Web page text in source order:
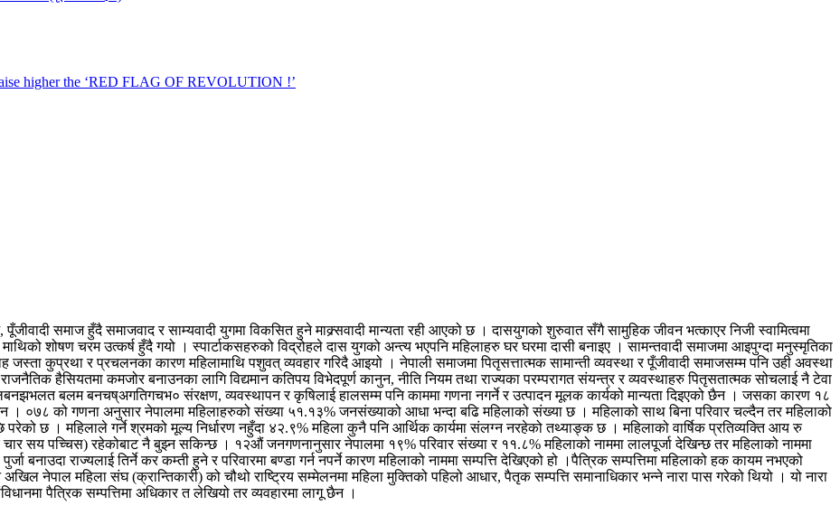
समाज हुँदै समाजवाद र साम्यवादी युगमा विकसित हुने माक्र्सवादी मान्यता रही आएको छ । दासयुगको शुरुवात सँगै सामुहिक जीवन भत्काएर निजी स्वामित्वमा
शोषण चरम उत्कर्ष हुँदै गयो । स्पार्टाकसहरुको विद्रोहले दास युगको अन्त्य भएपनि महिलाहरु घर घरमा दासी बनाइए । सामन्तवादी समाजमा आइपुग्दा मनुस्मृतिका
जस्ता कुप्रथा र प्रचलनका कारण महिलामाथि पशुवत् व्यवहार गरिदै आइयो । नेपाली समाजमा पितृसत्तात्मक सामान्ती व्यवस्था र पूँजीवादी समाजसम्म पनि उही अवस्था
हैसियतमा कमजोर बनाउनका लागि विद्यमान कतिपय विभेदपूर्ण कानुन, नीति नियम तथा राज्यका परम्परागत संयन्त्र र व्यवस्थाहरु पितृसतात्मक सोचलाई नै टेवा
बलम बनचष्अगतिगचभ० संरक्षण, व्यवस्थापन र कृषिलाई हालसम्म पनि काममा गणना नगर्ने र उत्पादन मूलक कार्यको मान्यता दिइएको छैन । जसका कारण १८
छैन । ०७८ को गणना अनुसार नेपालमा महिलाहरुको संख्या ५१.१३% जनसंख्याको आधा भन्दा बढि महिलाको संख्या छ । महिलाको साथ बिना परिवार चल्दैन तर महिलाको
छ । महिलाले गर्ने श्रमको मूल्य निर्धारण नहुँदा ४२.९% महिला कुनै पनि आर्थिक कार्यमा संलग्न नरहेको तथ्याङ्क छ । महिलाको वार्षिक प्रतिव्यक्ति आय रु
पच्चिस) रहेकोबाट नै बुझ्न सकिन्छ । १२औं जनगणनानुसार नेपालमा १९% परिवार संख्या र ११.८% महिलाको नाममा लालपूर्जा देखिन्छ तर महिलाको नाममा
बनाउदा राज्यलाई तिर्ने कर कम्ती हुने र परिवारमा बण्डा गर्न नपर्ने कारण महिलाको नाममा सम्पत्ति देखिएको हो ।पैत्रिक सम्पत्तिमा महिलाको हक कायम नभएको
महिला संघ (क्रान्तिकारी) को चौथो राष्ट्रिय सम्मेलनमा महिला मुक्तिको पहिलो आधार, पैतृक सम्पत्ति समानाधिकार भन्ने नारा पास गरेको थियो । यो नारा
पैत्रिक सम्पत्तिमा अधिकार त लेखियो तर व्यवहारमा लागू छैन ।